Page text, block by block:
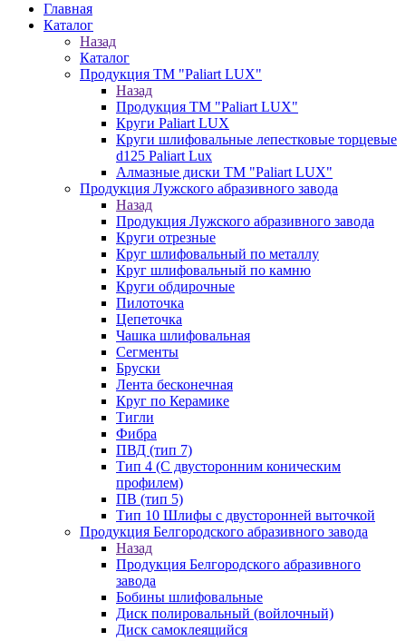
Главная
Каталог
Назад
Каталог
Продукция ТМ "Paliart LUX"
Назад
Продукция ТМ "Paliart LUX"
Круги Paliart LUX
Круги шлифовальные лепестковые торцевые
d125 Paliart Lux
Алмазные диски ТМ "Paliart LUX"
Продукция Лужского абразивного завода
Назад
Продукция Лужского абразивного завода
Круги отрезные
Круг шлифовальный по металлу
Круг шлифовальный по камню
Круги обдирочные
Пилоточка
Цепеточка
Чашка шлифовальная
Сегменты
Бруски
Лента бесконечная
Круг по Керамике
Тигли
Фибра
ПВД (тип 7)
Тип 4 (С двусторонним коническим
профилем)
ПВ (тип 5)
Тип 10 Шлифы с двусторонней выточкой
Продукция Белгородского абразивного завода
Назад
Продукция Белгородского абразивного
завода
Бобины шлифовальные
Диск полировальный (войлочный)
Диск самоклеящийся